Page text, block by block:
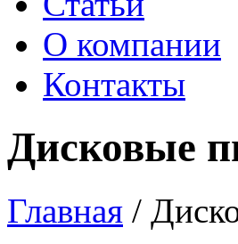
О компании
Контакты
Дисковые
Главная /